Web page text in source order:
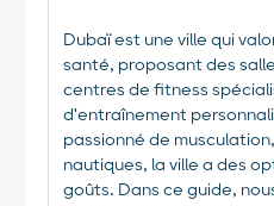
Dubaï est une ville qui
santé, proposant des
centres de fitness
d'entraînement
passionné de
nautiques, la ville a des
goûts. Dans ce guide,